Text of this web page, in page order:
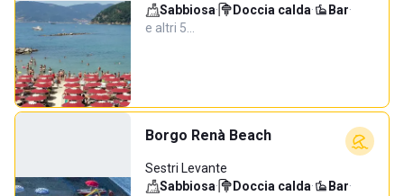
Sabbiosa· Doccia calda· Bar·
e altri 5…
Borgo Renà Beach
Sestri Levante
Sabbiosa· Doccia calda· Bar·